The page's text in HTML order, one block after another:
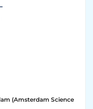
(Amsterdam Science